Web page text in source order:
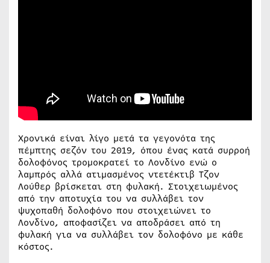
Χρονικά είναι λίγο μετά τα γεγονότα της
πέμπτης σεζόν του 2019, όπου ένας κατά συρροή
δολοφόνος τρομοκρατεί το Λονδίνο ενώ ο
λαμπρός αλλά ατιμασμένος ντετέκτιβ Τζον
Λούθερ βρίσκεται στη φυλακή. Στοιχειωμένος
από την αποτυχία του να συλλάβει τον
ψυχοπαθή δολοφόνο που στοιχειώνει το
Λονδίνο, αποφασίζει να αποδράσει από τη
φυλακή για να συλλάβει τον δολοφόνο με κάθε
κόστος.